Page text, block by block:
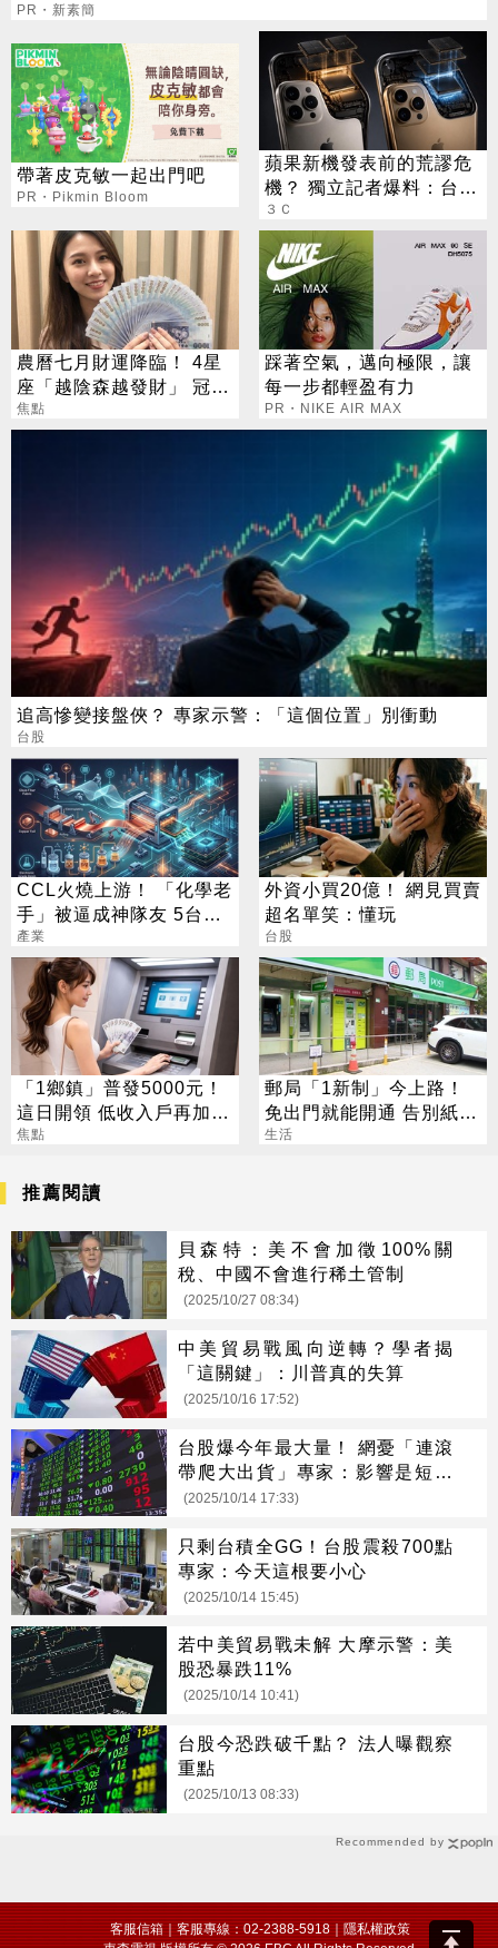
PR・新素簡
帶著皮克敏一起出門吧
PR・Pikmin Bloom
蘋果新機發表前的荒謬危
機？ 獨立記者爆料：台積
電在等DRAM
３Ｃ
農曆七月財運降臨！ 4星
座「越陰森越發財」 冠軍
賺到翻
焦點
踩著空氣，邁向極限，讓
每一步都輕盈有力
PR・NIKE AIR MAX
追高慘變接盤俠？ 專家示警：「這個位置」別衝動
台股
CCL火燒上游！ 「化學老
手」被逼成神隊友 5台廠
默默發財
產業
外資小買20億！ 網見買賣
超名單笑：懂玩
台股
「1鄉鎮」普發5000元！
這日開領 低收入戶再加碼
2000元
焦點
郵局「1新制」今上路！
免出門就能開通 告別紙本
不用跑臨櫃
生活
Recommended by
推薦閱讀
貝森特：美不會加徵100%關
稅、中國不會進行稀土管制
(2025/10/27 08:34)
中美貿易戰風向逆轉？學者揭
「這關鍵」：川普真的失算
(2025/10/16 17:52)
台股爆今年最大量！ 網憂「連滾
帶爬大出貨」專家：影響是短暫
的
(2025/10/14 17:33)
只剩台積全GG！台股震殺700點
專家：今天這根要小心
(2025/10/14 15:45)
若中美貿易戰未解 大摩示警：美
股恐暴跌11%
(2025/10/14 10:41)
台股今恐跌破千點？ 法人曝觀察
重點
(2025/10/13 08:33)
客服信箱｜客服專線：02-2388-5918｜隱私權政策